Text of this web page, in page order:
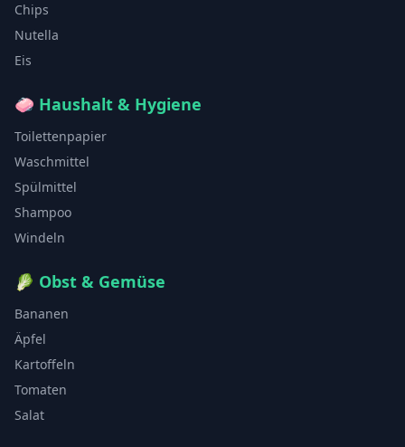
Chips
Nutella
Eis
🧼 Haushalt & Hygiene
Toilettenpapier
Waschmittel
Spülmittel
Shampoo
Windeln
🥬 Obst & Gemüse
Bananen
Äpfel
Kartoffeln
Tomaten
Salat